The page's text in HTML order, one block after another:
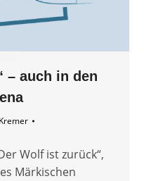
– auch in den
Wolf ist zurück“,
Märkischen